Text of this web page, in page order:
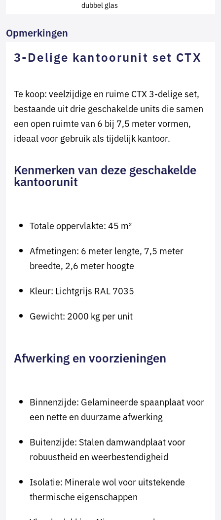
dubbel glas
Opmerkingen
3-Delige kantoorunit set CTX
Te koop: veelzijdige en ruime CTX 3-delige set,
bestaande uit drie geschakelde units die samen
een open ruimte van 6 bij 7,5 meter vormen,
ideaal voor gebruik als tijdelijk kantoor.
Kenmerken van deze geschakelde
kantoorunit
Totale oppervlakte: 45 m²
Afmetingen: 6 meter lengte, 7,5 meter
breedte, 2,6 meter hoogte
Kleur: Lichtgrijs RAL 7035
Gewicht: 2000 kg per unit
Afwerking en voorzieningen
Binnenzijde: Gelamineerde spaanplaat voor
een nette en duurzame afwerking
Buitenzijde: Stalen damwandplaat voor
robuustheid en weerbestendigheid
Isolatie: Minerale wol voor uitstekende
thermische eigenschappen